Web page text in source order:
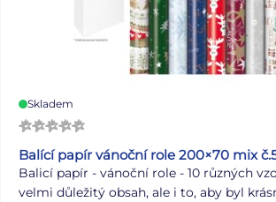
Skladem
Balící papír vánoční role 200×70 mix
Balicí papír - vánoční role - 10 různých
velmi důležitý obsah, ale i to, aby byl